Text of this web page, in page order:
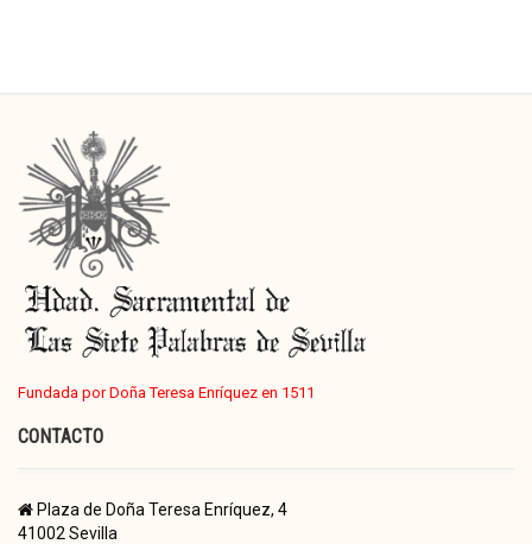
Fundada por Doña Teresa Enríquez en 1511
CONTACTO
Plaza de Doña Teresa Enríquez, 4
41002 Sevilla